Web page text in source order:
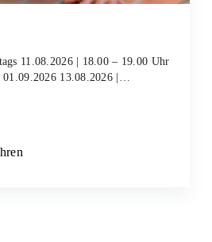
11.08.2026 | 18.00 – 19.00 Uhr
01.09.2026 13.08.2026 |…